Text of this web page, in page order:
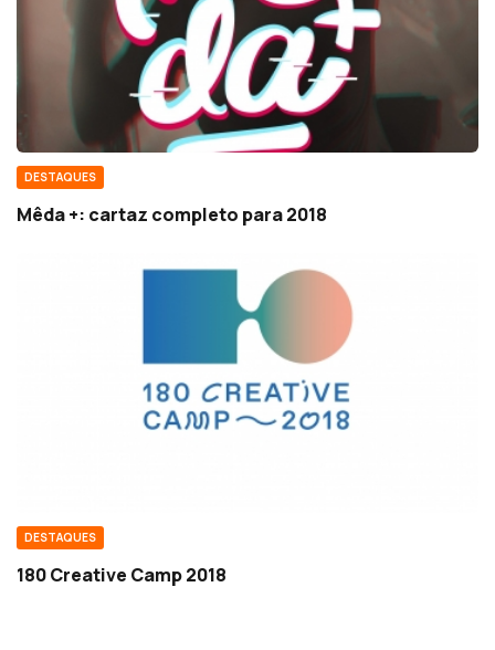
DESTAQUES
Mêda +: cartaz completo para 2018
DESTAQUES
180 Creative Camp 2018